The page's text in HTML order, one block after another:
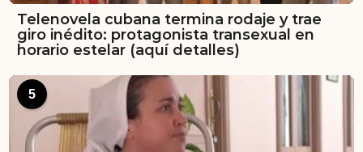
Telenovela cubana termina rodaje y trae
giro inédito: protagonista transexual en
horario estelar (aquí detalles)
5